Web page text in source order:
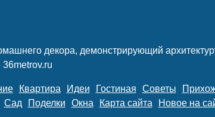
декора, демонстрирующий
Квартира Идеи Гостиная Советы
Сад Поделки Окна Карта сайта Новое на